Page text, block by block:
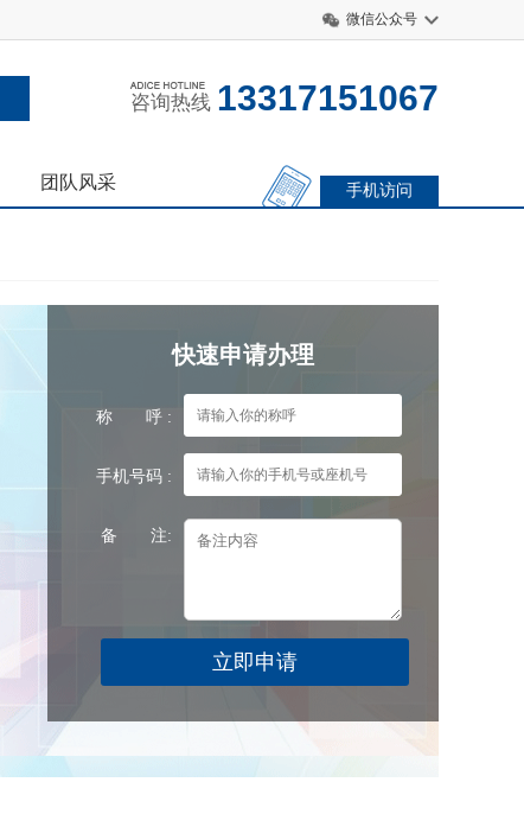
微信公众号
咨询热线 13317151067
团队风采 手机访问
快速申请办理
称 呼 :
手机号码 :
备 注: